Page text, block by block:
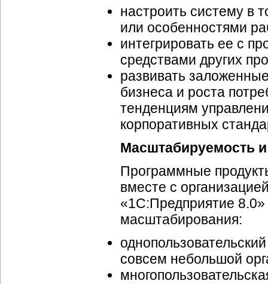
настроить систему в
или особенностями
интегрировать ее с
средствами других
развивать
бизнеса и роста
тенденциям
корпоративных
Масштабируемость
Программные
вместе с
«1С:Предприятие 8.0»
масштабирования:
совсем небольшой